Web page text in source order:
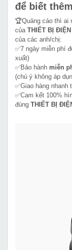
để biết
🏆Quảng cáo thì ai
của THIẾT BỊ ĐIỆN
của các anh/chị:
✅7 ngày miễn phí
xuất)
✅Bảo hành miễn
(chú ý không áp
✅Giao hàng nhanh
✅Cam kết 100%
đúng THIẾT BỊ